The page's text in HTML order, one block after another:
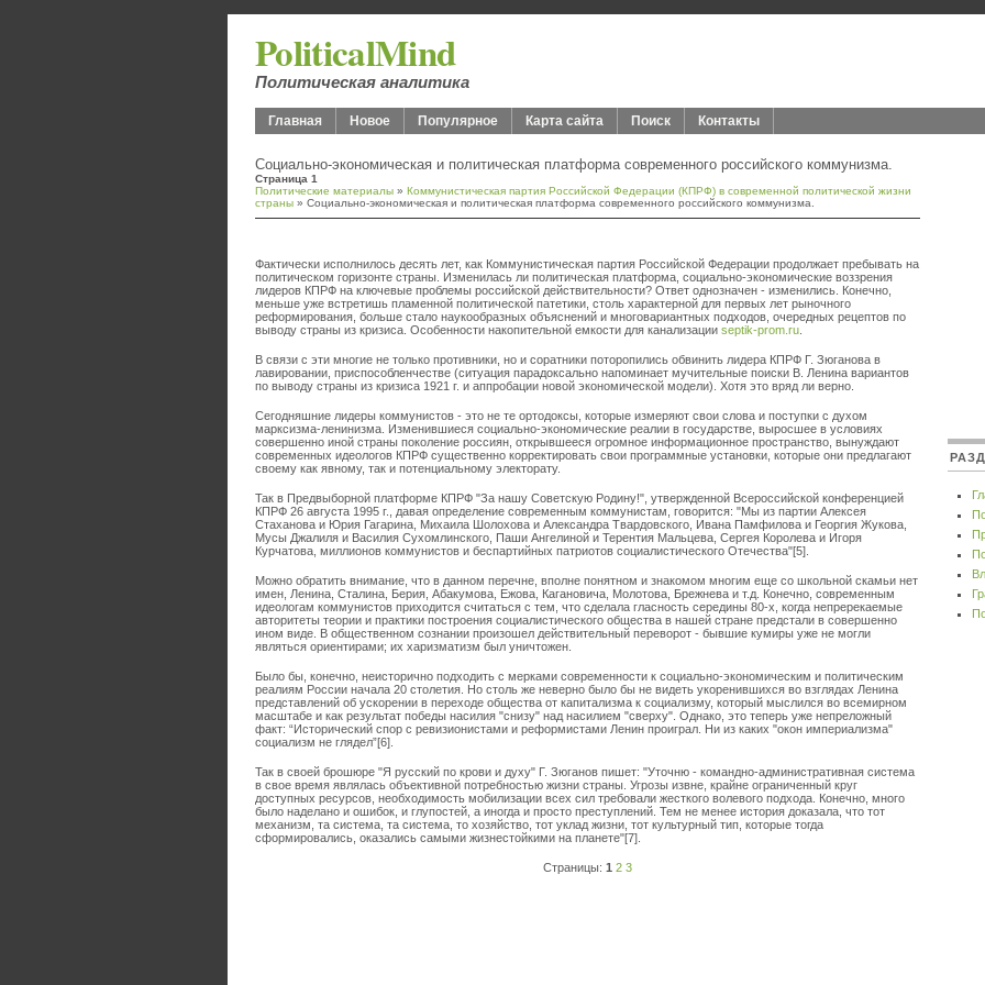
PoliticalMind
Политическая аналитика
Главная Новое Популярное Карта сайта Поиск Контакты
Социально-экономическая и политическая платформа современного российского коммунизма.
Страница 1
Политические материалы » Коммунистическая партия Российской Федерации (КПРФ) в современной политической жизни
страны » Социально-экономическая и политическая платформа современного российского коммунизма.
Фактически исполнилось десять лет, как Коммунистическая партия Российской Федерации продолжает пребывать на
политическом горизонте страны. Изменилась ли политическая платформа, социально-экономические воззрения
лидеров КПРФ на ключевые проблемы российской действительности? Ответ однозначен - изменились. Конечно,
меньше уже встретишь пламенной политической патетики, столь характерной для первых лет рыночного
реформирования, больше стало наукообразных объяснений и многовариантных подходов, очередных рецептов по
выводу страны из кризиса. Особенности накопительной емкости для канализации septik-prom.ru
В связи с эти многие не только противники, но и соратники поторопились обвинить лидера КПРФ Г. Зюганова в
лавировании, приспособленчестве (ситуация парадоксально напоминает мучительные поиски В. Ленина вариантов
по выводу страны из кризиса 1921 г. и аппробации новой экономической модели). Хотя это вряд ли верно.
Сегодняшние лидеры коммунистов - это не те ортодоксы, которые измеряют свои слова и поступки с духом
марксизма-ленинизма. Изменившиеся социально-экономические реалии в государстве, выросшее в условиях
совершенно иной страны поколение россиян, открывшееся огромное информационное пространство, вынуждают
современных идеологов КПРФ существенно корректировать свои программные установки, которые они предлагают
своему как явному, так и потенциальному электорату.
Так в Предвыборной платформе КПРФ "За нашу Советскую Родину!", утвержденной Всероссийской конференцией
КПРФ 26 августа 1995 г., давая определение современным коммунистам, говорится: "Мы из партии Алексея
Стаханова и Юрия Гагарина, Михаила Шолохова и Александра Твардовского, Ивана Памфилова и Георгия Жукова,
Мусы Джалиля и Василия Сухомлинского, Паши Ангелиной и Терентия Мальцева, Сергея Королева и Игоря
Курчатова, миллионов коммунистов и беспартийных патриотов социалистического Отечества"[5].
Можно обратить внимание, что в данном перечне, вполне понятном и знакомом многим еще со школьной скамьи нет
имен, Ленина, Сталина, Берия, Абакумова, Ежова, Кагановича, Молотова, Брежнева и т.д. Конечно, современным
идеологам коммунистов приходится считаться с тем, что сделала гласность середины 80-х, когда непререкаемые
авторитеты теории и практики построения социалистического общества в нашей стране предстали в совершенно
ином виде. В общественном сознании произошел действительный переворот - бывшие кумиры уже не могли
являться ориентирами; их харизматизм был уничтожен.
Было бы, конечно, неисторично подходить с мерками современности к социально-экономическим и политическим
реалиям России начала 20 столетия. Но столь же неверно было бы не видеть укоренившихся во взглядах Ленина
представлений об ускорении в переходе общества от капитализма к социализму, который мыслился во всемирном
масштабе и как результат победы насилия "снизу" над насилием "сверху". Однако, это теперь уже непреложный
факт: “Исторический спор с ревизионистами и реформистами Ленин проиграл. Ни из каких "окон империализма"
социализм не глядел”[6].
Так в своей брошюре "Я русский по крови и духу" Г. Зюганов пишет: "Уточню - командно-административная система
в свое время являлась объективной потребностью жизни страны. Угрозы извне, крайне ограниченный круг
доступных ресурсов, необходимость мобилизации всех сил требовали жесткого волевого подхода. Конечно, много
было наделано и ошибок, и глупостей, а иногда и просто преступлений. Тем не менее история доказала, что тот
механизм, та система, та система, то хозяйство, тот уклад жизни, тот культурный тип, которые тогда
сформировались, оказались самыми жизнестойкими на планете"[7].
Страницы: 1 2 3